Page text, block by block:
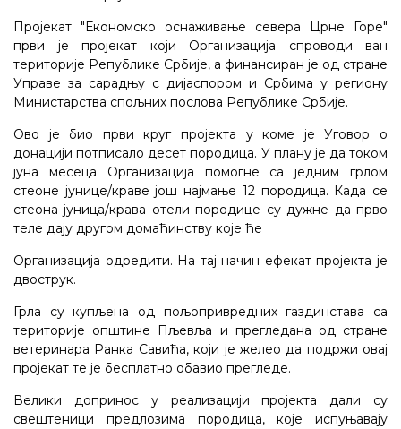
Пројекат "Економско оснаживање севера Црне Горе"
први је пројекат који Организација спроводи ван
територије Републике Србије, а финансиран је од стране
Управе за сарадњу с дијаспором и Србима у региону
Министарства спољних послова Републике Србије.
Ово је био први круг пројекта у коме је Уговор о
донацији потписало десет породица. У плану је да током
јуна месеца Организација помогне са једним грлом
стеоне јунице/краве још најмање 12 породица. Када се
стеона јуница/крава отели породице су дужне да прво
теле дају другом домаћинству које ће
Организација одредити. На тај начин ефекат пројекта је
двострук.
Грла су купљена од пољопривредних газдинстава са
територије општине Пљевља и прегледана од стране
ветеринара Ранка Савића, који је желео да подржи овај
пројекат те је бесплатно обавио прегледе.
Велики допринос у реализацији пројекта дали су
свештеници предлозима породица, које испуњавају